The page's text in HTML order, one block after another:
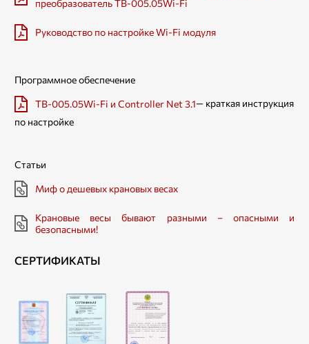
преобразователь ТВ-005.05Wi-Fi
Руководство по настройке Wi-Fi модуля
Программное обеспечение
ТВ-005.05Wi-Fi и Controller Net 3.1— краткая инструкция
по настройке
Статьи
Миф о дешевых крановых весах
Крановые весы бывают разными – опасными и
безопасными!
СЕРТИФИКАТЫ